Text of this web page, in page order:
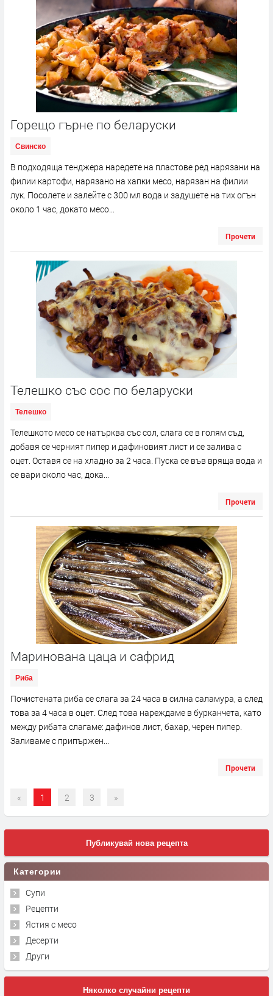
Горещо гърне по беларуски
Свинско
В подходяща тенджера наредете на пластове ред нарязани на
филии картофи, нарязано на хапки месо, нарязан на филии
лук. Посолете и залейте с 300 мл вода и задушете на тих огън
около 1 час, докато месо...
Прочети
Телешко със сос по беларуски
Телешко
Телешкото месо се натърква със сол, слага се в голям съд,
добавя се черният пипер и дафиновият лист и се залива с
оцет. Оставя се на хладно за 2 часа. Пуска се във вряща вода и
се вари около час, дока...
Прочети
Маринована цаца и сафрид
Риба
Почистената риба се слага за 24 часа в силна саламура, а след
това за 4 часа в оцет. След това нареждаме в бурканчета, като
между рибата слагаме: дафинов лист, бахар, черен пипер.
Заливаме с припържен...
Прочети
« 1 2 3 »
Публикувай нова рецепта
Категории
Супи
Рецепти
Ястия с месо
Десерти
Други
Няколко случайни рецепти